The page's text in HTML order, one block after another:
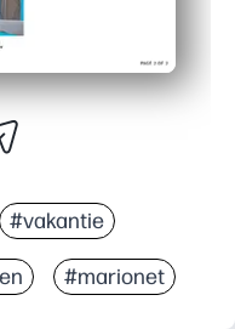
#vakantie
#marionet